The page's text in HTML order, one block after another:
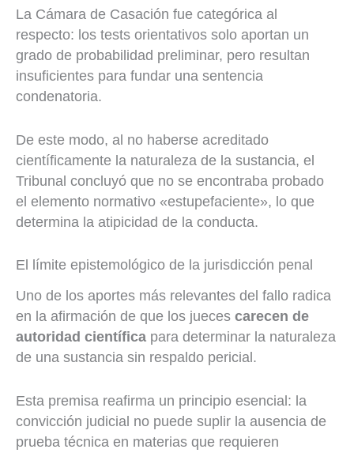
La Cámara de Casación fue categórica al
respecto: los tests orientativos solo aportan un
grado de probabilidad preliminar, pero resultan
insuficientes para fundar una sentencia
condenatoria.
De este modo, al no haberse acreditado
científicamente la naturaleza de la sustancia, el
Tribunal concluyó que no se encontraba probado
el elemento normativo «estupefaciente», lo que
determina la atipicidad de la conducta.
El límite epistemológico de la jurisdicción penal
Uno de los aportes más relevantes del fallo radica
en la afirmación de que los jueces carecen de
autoridad científica para determinar la naturaleza
de una sustancia sin respaldo pericial.
Esta premisa reafirma un principio esencial: la
convicción judicial no puede suplir la ausencia de
prueba técnica en materias que requieren